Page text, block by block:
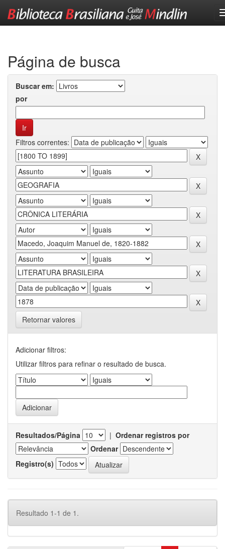
Página de busca
Buscar em:
por
Filtros correntes:
Retornar valores
Adicionar filtros:
Utilizar filtros para refinar o resultado de busca.
Resultados/Página | Ordenar registros por
Ordenar
Registro(s)
Resultado 1-1 de 1.